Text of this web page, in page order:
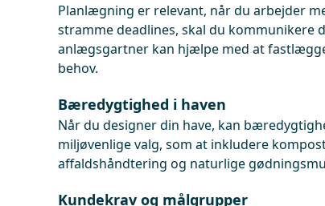
Planlægning er relevant, når du arbejder
stramme deadlines, skal du kommunikere
anlægsgartner kan hjælpe med at
behov.
Bæredygtighed i haven
Når du designer din have, kan
miljøvenlige valg, som at inkludere
affaldshåndtering og naturlige
Kundekrav og målgrupper